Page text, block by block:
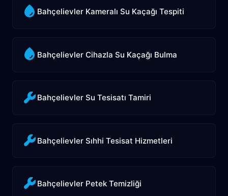
Bahçelievler Kameralı Su Kaçağı Tespiti
Bahçelievler Cihazla Su Kaçağı Bulma
Bahçelievler Su Tesisatı Tamiri
Bahçelievler Sıhhi Tesisat Hizmetleri
Bahçelievler Petek Temizliği